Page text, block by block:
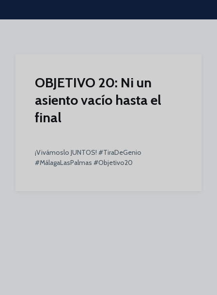
Skip to main content
OBJETIVO 20: Ni un
asiento vacío hasta el
final
¡Vivámoslo JUNTOS! #TiraDeGenio
#MálagaLasPalmas #Objetivo20